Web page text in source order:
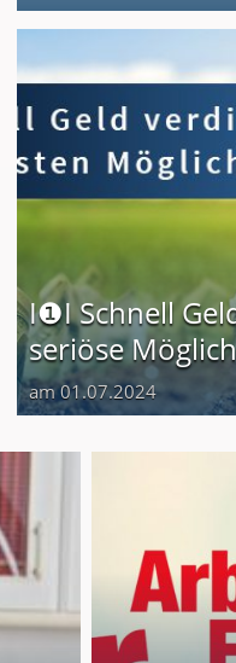
I❶I Schnell
seriöse
am 01.07.2024